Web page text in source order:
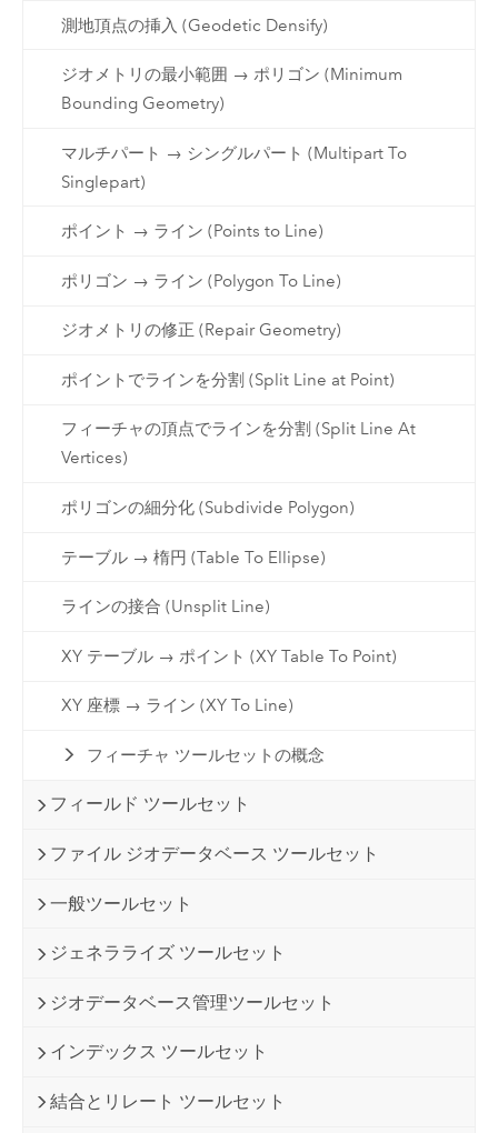
測地頂点の挿入 (Geodetic Densify)
ジオメトリの最小範囲 → ポリゴン (Minimum
Bounding Geometry)
マルチパート → シングルパート (Multipart To
Singlepart)
ポイント → ライン (Points to Line)
ポリゴン → ライン (Polygon To Line)
ジオメトリの修正 (Repair Geometry)
ポイントでラインを分割 (Split Line at Point)
フィーチャの頂点でラインを分割 (Split Line At
Vertices)
ポリゴンの細分化 (Subdivide Polygon)
テーブル → 楕円 (Table To Ellipse)
ラインの接合 (Unsplit Line)
XY テーブル → ポイント (XY Table To Point)
XY 座標 → ライン (XY To Line)
フィーチャ ツールセットの概念
フィールド ツールセット
ファイル ジオデータベース ツールセット
一般ツールセット
ジェネラライズ ツールセット
ジオデータベース管理ツールセット
インデックス ツールセット
結合とリレート ツールセット